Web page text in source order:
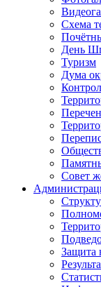
Схема
День
Туризм
Дума
Совет
Защита